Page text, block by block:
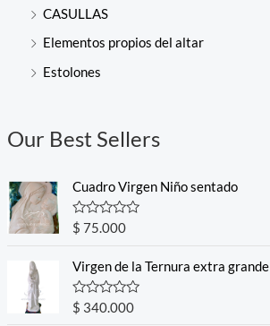
CASULLAS
Elementos propios del altar
Estolones
Our Best Sellers
Cuadro Virgen Niño sentado
R
a
e
0
o
u
$ 75.000
Virgen de la Ternura extra grande
R
a
$ 340.000